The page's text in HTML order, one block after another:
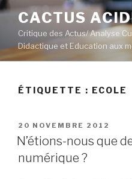
Aller
contenu
principal
CACTUS
Critique des Actus/ Analyse
Didactique et Education aux
ÉTIQUETTE : ECOLE
PUBLIÉ
LE
20 NOVEMBRE 2012
N’étions-nous que
numérique ?